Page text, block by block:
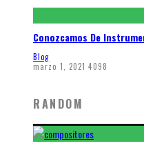
Conozcamos De
Blog
marzo 1, 2021 4098
RANDOM